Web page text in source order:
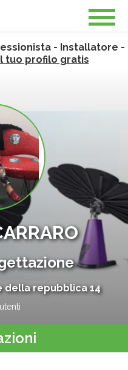
- Installatore -
tuo profilo gratis
della repubblica 14
utenti